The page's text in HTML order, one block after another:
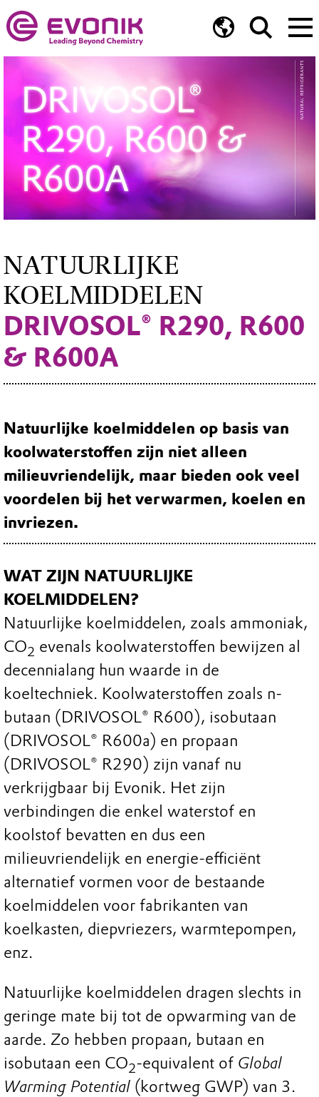
NATUURLIJKE
KOELMIDDELEN
DRIVOSOL® R290, R600
& R600A
Natuurlijke koelmiddelen op basis van
koolwaterstoffen zijn niet alleen
milieuvriendelijk, maar bieden ook veel
voordelen bij het verwarmen, koelen en
invriezen.
WAT ZIJN NATUURLIJKE
KOELMIDDELEN?
Natuurlijke koelmiddelen, zoals ammoniak,
CO2 evenals koolwaterstoffen bewijzen al
decennialang hun waarde in de
koeltechniek. Koolwaterstoffen zoals n-
butaan (DRIVOSOL® R600), isobutaan
(DRIVOSOL® R600a) en propaan
(DRIVOSOL® R290) zijn vanaf nu
verkrijgbaar bij Evonik. Het zijn
verbindingen die enkel waterstof en
koolstof bevatten en dus een
milieuvriendelijk en energie-efficiënt
alternatief vormen voor de bestaande
koelmiddelen voor fabrikanten van
koelkasten, diepvriezers, warmtepompen,
enz.
Natuurlijke koelmiddelen dragen slechts in
geringe mate bij tot de opwarming van de
aarde. Zo hebben propaan, butaan en
isobutaan een CO2-equivalent of Global
Warming Potential (kortweg GWP) van 3.